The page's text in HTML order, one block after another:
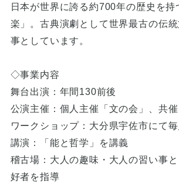
日本が世界に誇る約700年の歴史を持
楽」。古典演劇として世界最古の伝
事としています。
◇事業内容
舞台出演：年間130前後
公演主催：個人主催「文の会」、共催
ワークショップ：大分県宇佐市にて
講演：「能と哲学」を講義
稽古場：大人の趣味・大人の習い事
好者を指導